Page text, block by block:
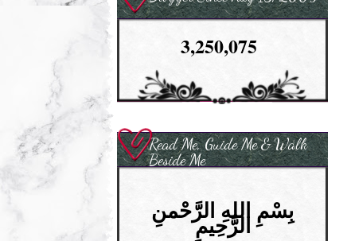
3,250,075
Read Me, Guide Me & Walk
Beside Me
بِسْمِ اللهِ الرَّحْمنِ
الرَّحِيمِ